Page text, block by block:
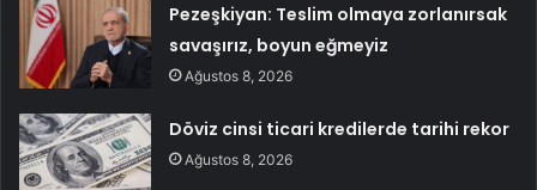
Pezeşkiyan: Teslim olmaya zorlanırsak
savaşırız, boyun eğmeyiz
Ağustos 8, 2026
Döviz cinsi ticari kredilerde tarihi rekor
Ağustos 8, 2026